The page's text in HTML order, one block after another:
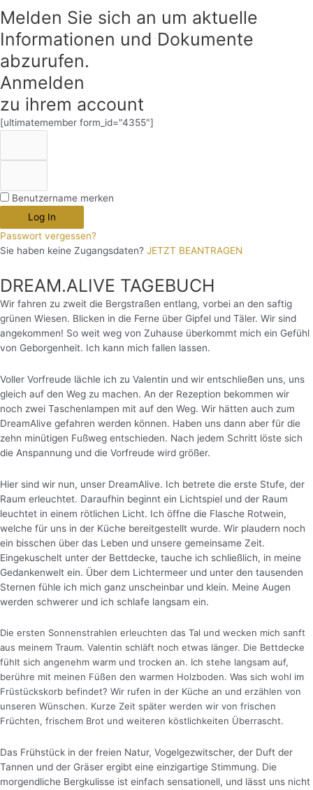
Melden Sie sich an um aktuelle
Informationen und Dokumente
abzurufen.
Anmelden
zu ihrem account
[ultimatemember form_id="4355"]
Benutzername merken
Log In
Passwort vergessen?
Sie haben keine Zugangsdaten? JETZT BEANTRAGEN
DREAM.ALIVE TAGEBUCH
Wir fahren zu zweit die Bergstraßen entlang, vorbei an den saftig
grünen Wiesen. Blicken in die Ferne über Gipfel und Täler. Wir sind
angekommen! So weit weg von Zuhause überkommt mich ein Gefühl
von Geborgenheit. Ich kann mich fallen lassen.
Voller Vorfreude lächle ich zu Valentin und wir entschließen uns, uns
gleich auf den Weg zu machen. An der Rezeption bekommen wir
noch zwei Taschenlampen mit auf den Weg. Wir hätten auch zum
DreamAlive gefahren werden können. Haben uns dann aber für die
zehn minütigen Fußweg entschieden. Nach jedem Schritt löste sich
die Anspannung und die Vorfreude wird größer.
Hier sind wir nun, unser DreamAlive. Ich betrete die erste Stufe, der
Raum erleuchtet. Daraufhin beginnt ein Lichtspiel und der Raum
leuchtet in einem rötlichen Licht. Ich öffne die Flasche Rotwein,
welche für uns in der Küche bereitgestellt wurde. Wir plaudern noch
ein bisschen über das Leben und unsere gemeinsame Zeit.
Eingekuschelt unter der Bettdecke, tauche ich schließlich, in meine
Gedankenwelt ein. Über dem Lichtermeer und unter den tausenden
Sternen fühle ich mich ganz unscheinbar und klein. Meine Augen
werden schwerer und ich schlafe langsam ein.
Die ersten Sonnenstrahlen erleuchten das Tal und wecken mich sanft
aus meinem Traum. Valentin schläft noch etwas länger. Die Bettdecke
fühlt sich angenehm warm und trocken an. Ich stehe langsam auf,
berühre mit meinen Füßen den warmen Holzboden. Was sich wohl im
Früstückskorb befindet? Wir rufen in der Küche an und erzählen von
unseren Wünschen. Kurze Zeit später werden wir von frischen
Früchten, frischem Brot und weiteren köstlichkeiten Überrascht.
Das Frühstück in der freien Natur, Vogelgezwitscher, der Duft der
Tannen und der Gräser ergibt eine einzigartige Stimmung. Die
morgendliche Bergkulisse ist einfach sensationell, und lässt uns nicht